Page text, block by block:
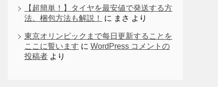
【超簡単！】タイヤを最安値で発送する方
法。梱包方法も解説！
に まさ より
東京オリンピックまで每日更新することを
ここに誓います に WordPress コメントの
投稿者 より